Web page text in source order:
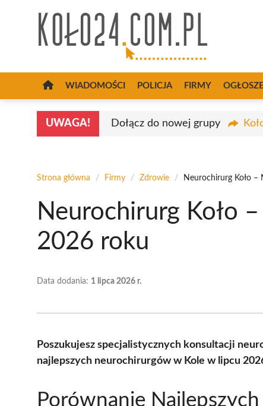
WIADOMOŚCI POLICJA FIRMY
UWAGA! Dołącz do nowej grupy
Strona główna / Firmy / Zdrowie / Neurochirurg Koło –
Neurochirurg Koło
2026 roku
Data dodania: 1 lipca 2026 r.
Poszukujesz specjalistycznych konsultacji
najlepszych neurochirurgów w Kole w lipcu
Porównanie